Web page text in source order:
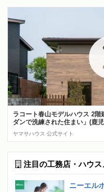
ラコート春山モデルハウス 2
ダンで洗練された住まい」(鹿
ヤマサハウス 公式サイト
注目の工務店・ハウス
ニーエル